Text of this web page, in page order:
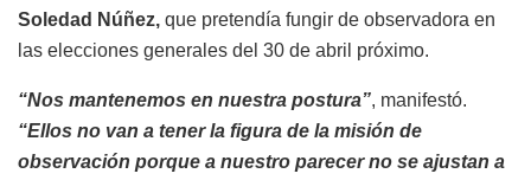
Soledad Núñez, que pretendía fungir de observadora en
las elecciones generales del 30 de abril próximo.
“Nos mantenemos en nuestra postura”, manifestó.
“Ellos no van a tener la figura de la misión de
observación porque a nuestro parecer no se ajustan a